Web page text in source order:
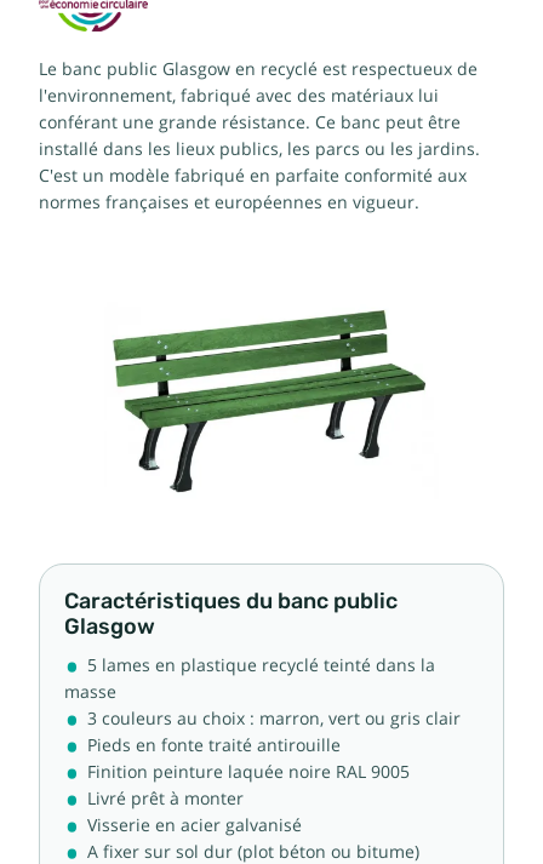
Le banc public Glasgow en recyclé est respectueux de
l'environnement, fabriqué avec des matériaux lui
conférant une grande résistance. Ce banc peut être
installé dans les lieux publics, les parcs ou les jardins.
C'est un modèle fabriqué en parfaite conformité aux
normes françaises et européennes en vigueur.
Caractéristiques du banc public
Glasgow
5 lames en plastique recyclé teinté dans la
masse
3 couleurs au choix : marron, vert ou gris clair
Pieds en fonte traité antirouille
Finition peinture laquée noire RAL 9005
Livré prêt à monter
Visserie en acier galvanisé
A fixer sur sol dur (plot béton ou bitume)